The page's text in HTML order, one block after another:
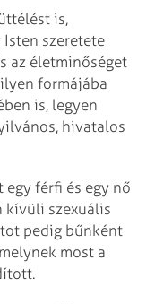
is,
Isten szeretete
az életminőséget
formájába
is, legyen
hivatalos
egy férfi és egy nő
kívüli szexuális
pedig bűnként
most a